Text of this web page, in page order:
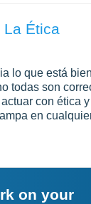
La Ética
lo que está
todas son
con
en
on your